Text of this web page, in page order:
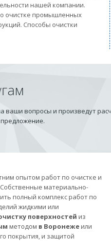
нашей компании.
очистке промышленных
Способы очистки
вопросы и произведут
опытом работ по очистке и
материально-
полный комплекс работ по
жидкими или
поверхностей из
методом в Воронежеили
покрытия, и защитой